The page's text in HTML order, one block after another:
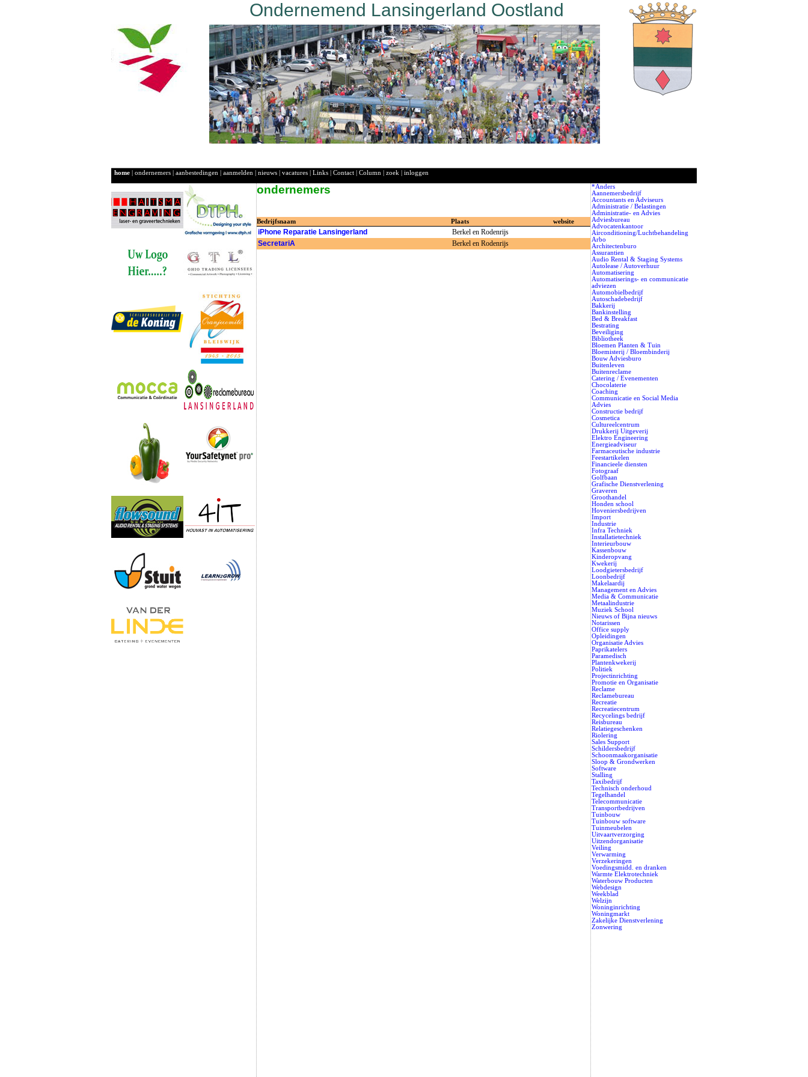
Ondernemend Lansingerland Oostland
home ondernemers aanbestedingen aanmelden nieuws vacatures Links Contact Column zoek inloggen
ondernemers
Bedrijfsnaam Plaats website
iPhone Reparatie Lansingerland
Berkel en Rodenrijs
SecretariA
Berkel en Rodenrijs
*Anders
Aannemersbedrijf
Accountants en Adviseurs
Administratie / Belastingen
Administratie- en Advies
Adviesbureau
Advocatenkantoor
Airconditioning/Luchtbehandeling
Arbo
Architectenburo
Assurantien
Audio Rental & Staging Systems
Autolease / Autoverhuur
Automatisering
Automatiserings- en communicatie
adviezen
Automobielbedrijf
Autoschadebedrijf
Bakkerij
Bankinstelling
Bed & Breakfast
Bestrating
Beveiliging
Bibliotheek
Bloemen Planten & Tuin
Bloemisterij / Bloembinderij
Bouw Adviesburo
Buitenleven
Buitenreclame
Catering / Evenementen
Chocolaterie
Coaching
Communicatie en Social Media
Advies
Constructie bedrijf
Cosmetica
Cultureelcentrum
Drukkerij Uitgeverij
Elektro Engineering
Energieadviseur
Farmaceutische industrie
Feestartikelen
Financieele diensten
Fotograaf
Golfbaan
Grafische Dienstverlening
Graveren
Groothandel
Honden school
Hoveniersbedrijven
Import
Industrie
Infra Techniek
Installatietechniek
Interieurbouw
Kassenbouw
Kinderopvang
Kwekerij
Loodgietersbedrijf
Loonbedrijf
Makelaardij
Management en Advies
Media & Communicatie
Metaalindustrie
Muziek School
Nieuws of Bijna nieuws
Notarissen
Office supply
Opleidingen
Organisatie Advies
Paprikatelers
Paramedisch
Plantenkwekerij
Politiek
Projectinrichting
Promotie en Organisatie
Reclame
Reclamebureau
Recreatie
Recreatiecentrum
Recycelings bedrijf
Reisbureau
Relatiegeschenken
Riolering
Sales Support
Schildersbedrijf
Schoonmaakorganisatie
Sloop & Grondwerken
Software
Stalling
Taxibedrijf
Technisch onderhoud
Tegelhandel
Telecommunicatie
Transportbedrijven
Tuinbouw
Tuinbouw software
Tuinmeubelen
Uitvaartverzorging
Uitzendorganisatie
Veiling
Verwarming
Verzekeringen
Voedingsmidd. en dranken
Warmte Elektrotechniek
Waterbouw Producten
Webdesign
Weekblad
Welzijn
Woninginrichting
Woningmarkt
Zakelijke Dienstverlening
Zonwering